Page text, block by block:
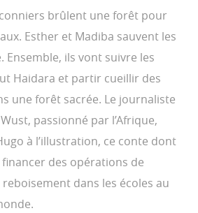
brûlent une forêt pour
Esther et Madiba sauvent les
Ensemble, ils vont suivre les
Haidara et partir cueillir des
une forêt sacrée. Le journaliste
passionné par l’Afrique,
à l’illustration, ce conte dont
des opérations de
dans les écoles au